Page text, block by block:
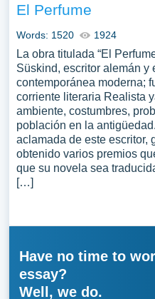
El Perfume
Words: 1520 1924
La obra titulada “El
Süskind, escritor alemán y
contemporánea moderna;
corriente literaria Realista
ambiente, costumbres,
población en la
aclamada de este escritor,
obtenido varios premios
que su novela sea
[…]
Have no time to
essay?
Well, we do.